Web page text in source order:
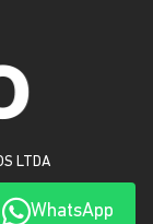
WhatsApp
LTDA